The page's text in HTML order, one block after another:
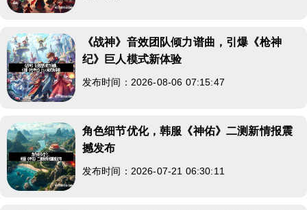
《战神》音效团队倾力谱曲，引爆《枪神
纪》巨人模式新体验
发布时间：2026-08-06 07:15:47
角色细节优化，韩服《神佑》二测新情报震
撼发布
发布时间：2026-07-21 06:30:11